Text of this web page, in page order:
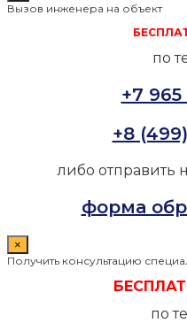
Вызов инженера на объект
по
+7
+8
либо отправить
форма
×
Получить консультацию
по